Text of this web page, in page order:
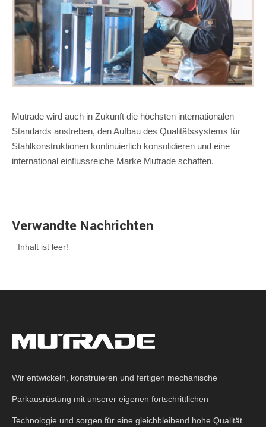
Mutrade wird auch in Zukunft die höchsten internationalen
Standards anstreben, den Aufbau des Qualitätssystems für
Stahlkonstruktionen kontinuierlich konsolidieren und eine
international einflussreiche Marke Mutrade schaffen.
Verwandte Nachrichten
Inhalt ist leer!
Wir entwickeln, konstruieren und fertigen mechanische
Parkausrüstung mit unserer eigenen fortschrittlichen
Technologie und sorgen für eine gleichbleibend hohe Qualität.